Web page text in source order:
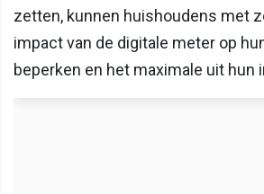
zetten, kunnen huishoudens met
impact van de digitale meter op
beperken en het maximale uit hun